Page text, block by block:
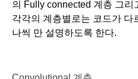
의 Fully connected 계층 그리
각각의 계층별로는 코드가 다
나씩 만 설명하도록 한다.